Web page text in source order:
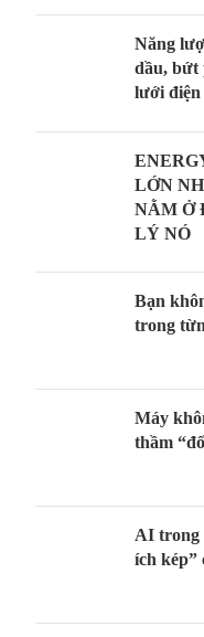
Năng
dầu, bứt
lưới điện
LỚN
NẰM Ở
LÝ NÓ
Bạn
trong
Máy
thầm
AI trong
ích kép”